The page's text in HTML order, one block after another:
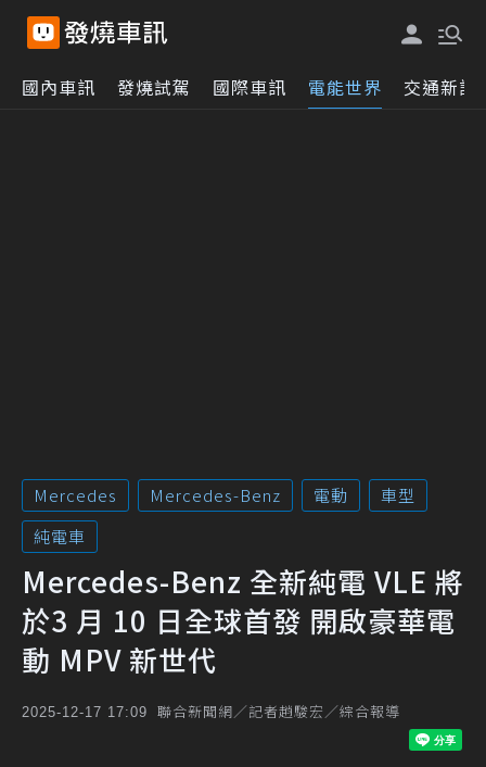
國內車訊 發燒試駕 國際車訊 電能世界 交通新訊
Mercedes Mercedes-Benz 電動
車型
純電車
Mercedes-Benz 全新純電 VLE 將
於3 月 10 日全球首發 開啟豪華電
動 MPV 新世代
2025-12-17 17:09 聯合新聞網／記者趙駿宏／綜合報導